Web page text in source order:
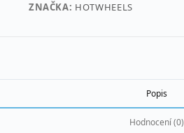
ZNAČKA: HOTWHEELS
Popis
Hodnocení (0)